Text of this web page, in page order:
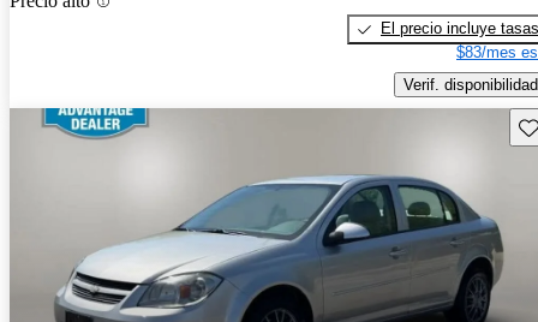
El precio incluye tasas
$83/mes
Verif. disponibilidad